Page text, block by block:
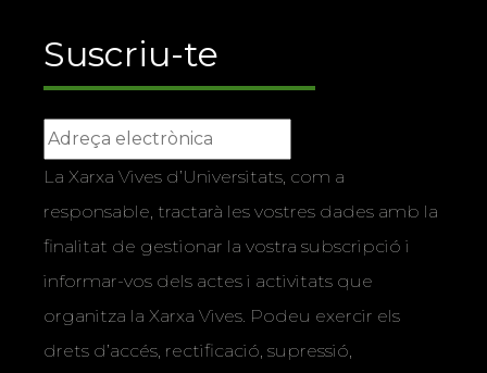
Suscriu-te
La Xarxa Vives d’Universitats, com a
responsable, tractarà les vostres dades amb la
finalitat de gestionar la vostra subscripció i
informar-vos dels actes i activitats que
organitza la Xarxa Vives. Podeu exercir els
drets d’accés, rectificació, supressió,